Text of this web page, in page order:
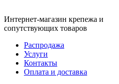
Интернет-магазин крепежа и
сопутствующих товаров
Распродажа
Услуги
Контакты
Оплата и доставка